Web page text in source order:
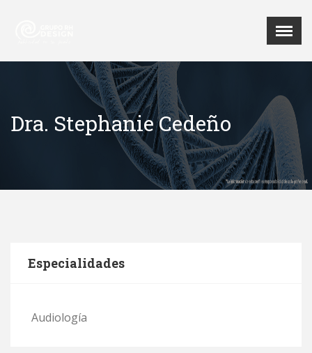
X
Revista Digital
Dra. Stephanie Cedeño
Especialidades
Audiología